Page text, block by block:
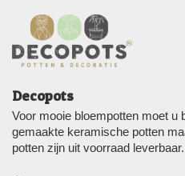
Decopots
Voor mooie bloempotten moet u
gemaakte keramische potten
potten zijn uit voorraad leverbaar.